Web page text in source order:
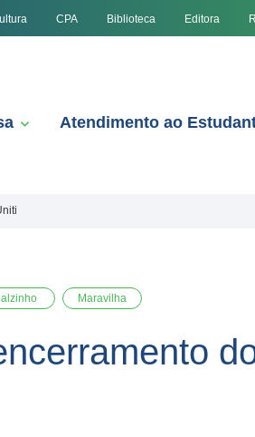
CPA Biblioteca Editora
Atendimento ao
Maravilha